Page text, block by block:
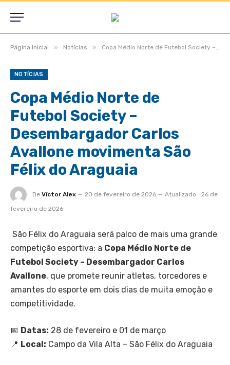
Página Inicial » Notícias » Copa Médio Norte de Futebol Society – Desembargador Carlos Avallone movimenta São Félix do Araguaia
NOTÍCIAS
Copa Médio Norte de
Futebol Society –
Desembargador Carlos
Avallone movimenta São
Félix do Araguaia
De Víctor Alex 20 de fevereiro de 2026 Atualizado: 26 de
fevereiro de 2026
São Félix do Araguaia será palco de mais uma grande
competição esportiva: a Copa Médio Norte de
Futebol Society – Desembargador Carlos
Avallone, que promete reunir atletas, torcedores e
amantes do esporte em dois dias de muita emoção e
competitividade.
📅 Datas: 28 de fevereiro e 01 de março
📍 Local: Campo da Vila Alta – São Félix do Araguaia